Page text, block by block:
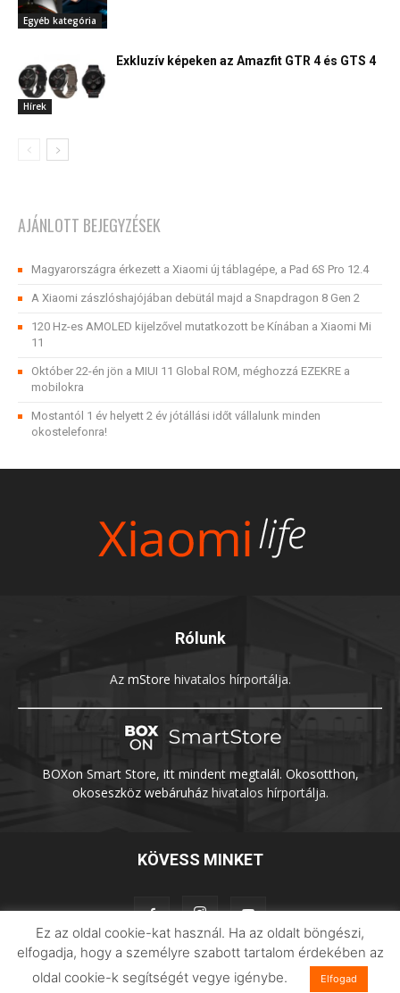
Egyéb kategória
Hírek
Exkluzív képeken az Amazfit GTR 4 és GTS 4
AJÁNLOTT BEJEGYZÉSEK
Magyarországra érkezett a Xiaomi új táblagépe, a Pad 6S Pro 12.4
A Xiaomi zászlóshajójában debütál majd a Snapdragon 8 Gen 2
120 Hz-es AMOLED kijelzővel mutatkozott be Kínában a Xiaomi Mi
11
Október 22-én jön a MIUI 11 Global ROM, méghozzá EZEKRE a
mobilokra
Mostantól 1 év helyett 2 év jótállási időt vállalunk minden
okostelefonra!
Rólunk
Az mStore hivatalos hírportálja.
BOXon Smart Store, itt mindent megtalál. Okosotthon,
okoseszköz webáruházhivatalos hírportálja.
KÖVESS MINKET
Adatvédelem Impresszum Imilab
Ez az oldal cookie-kat használ. Ha az oldalt böngészi,
elfogadja, hogy a személyre szabott tartalom érdekében az
oldal cookie-k segítségét vegye igénybe.
Elfogad